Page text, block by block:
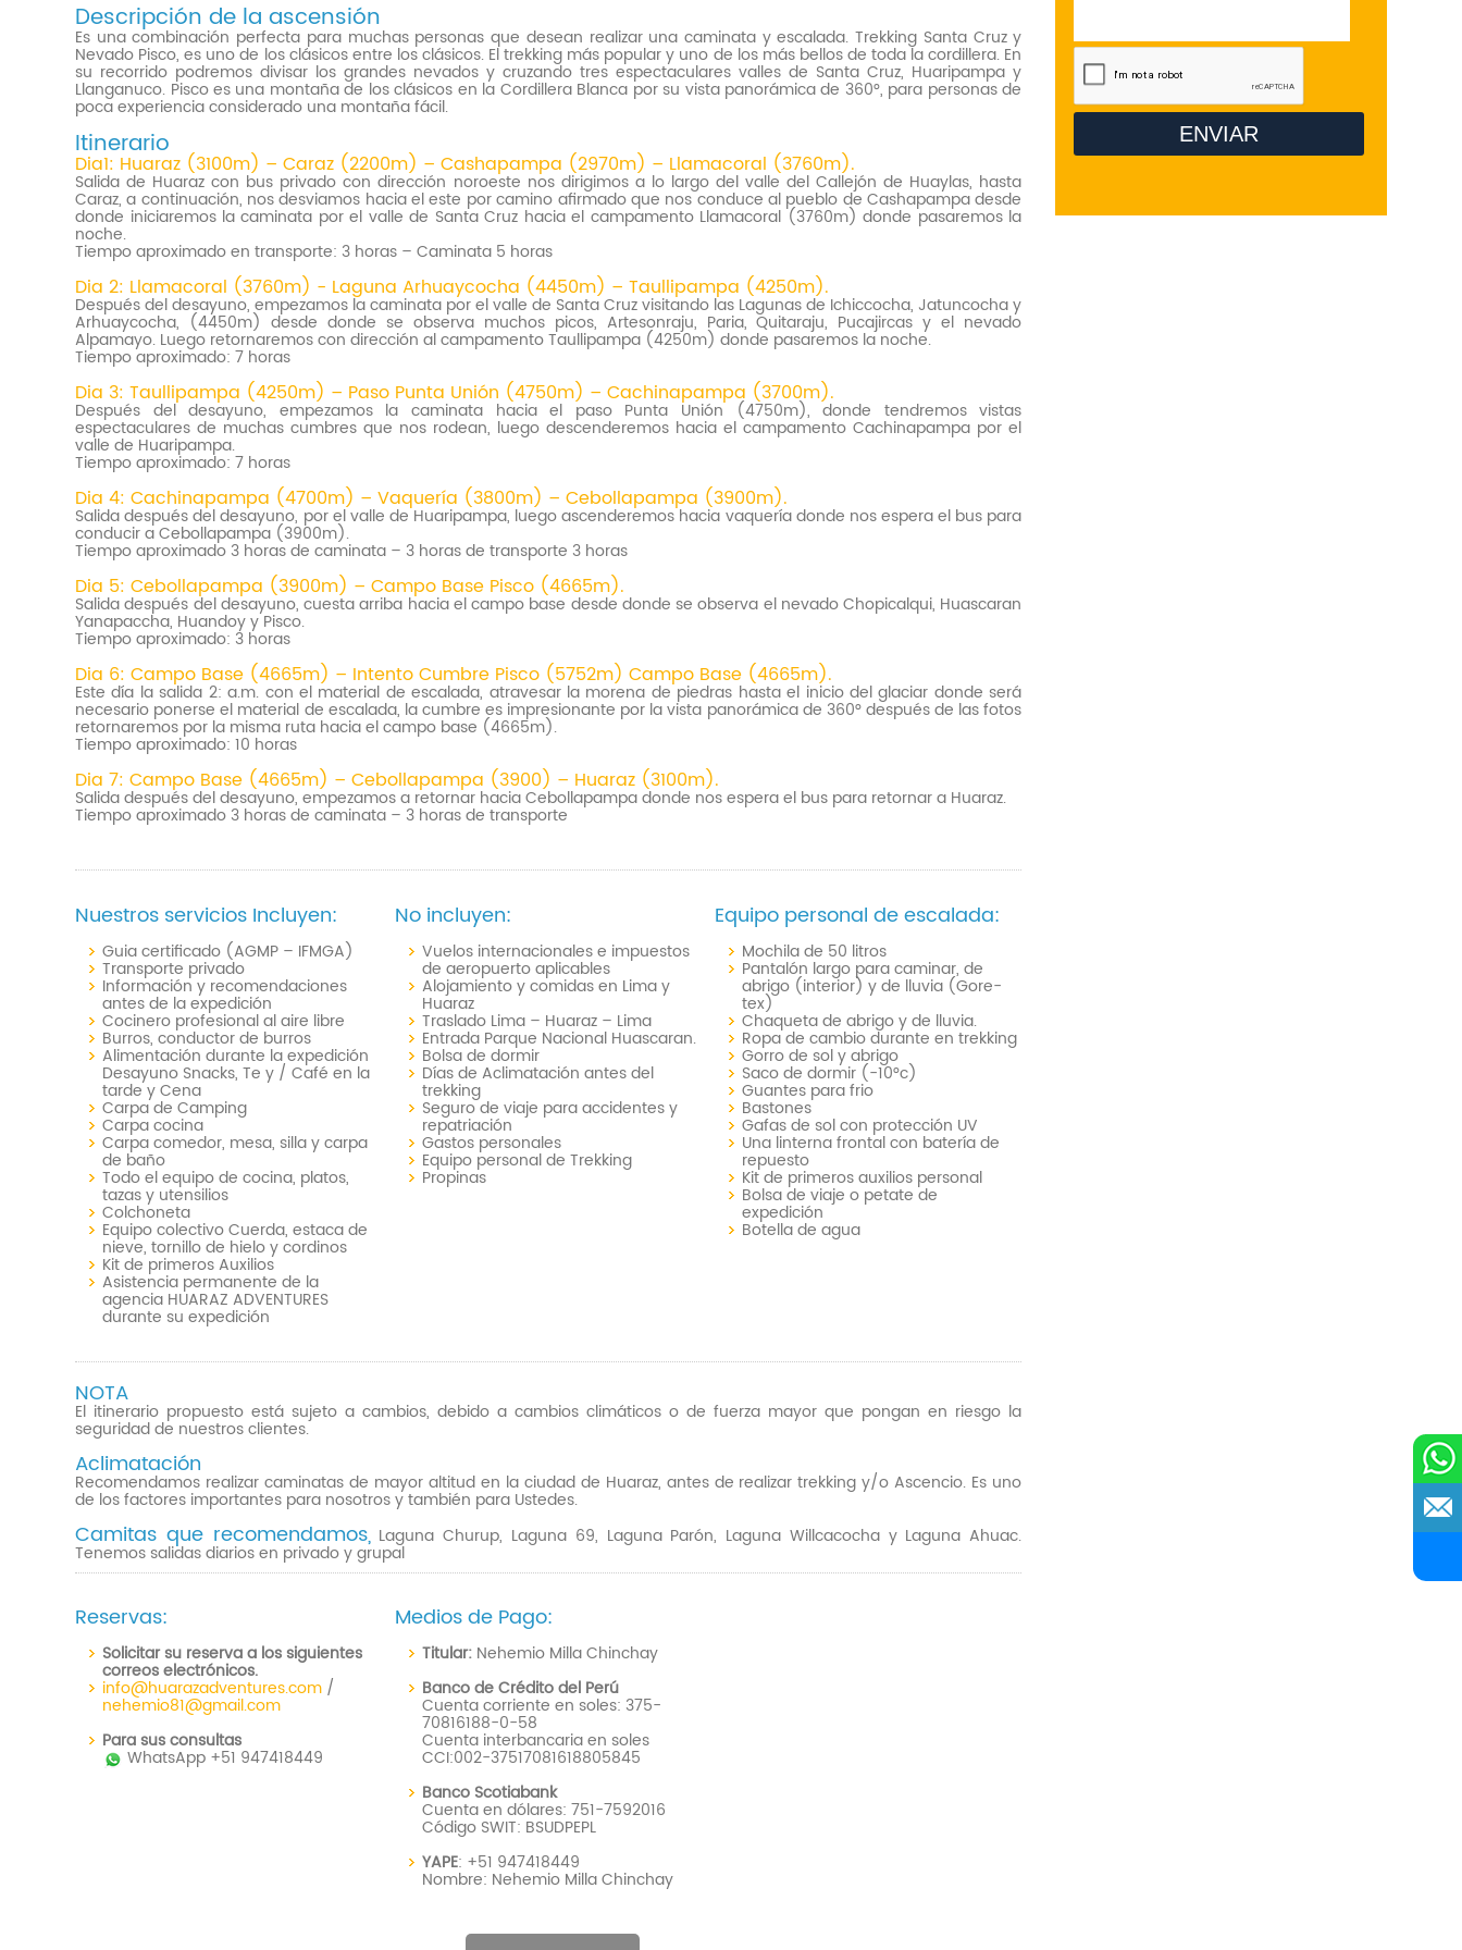
Descripción de la ascensión
Es una combinación perfecta para muchas personas que desean realizar una caminata y escalada. Trekking Santa Cruz y
Nevado Pisco, es uno de los clásicos entre los clásicos. El trekking más popular y uno de los más bellos de toda la cordillera. En
su recorrido podremos divisar los grandes nevados y cruzando tres espectaculares valles de Santa Cruz, Huaripampa y
Llanganuco. Pisco es una montaña de los clásicos en la Cordillera Blanca por su vista panorámica de 360°, para personas de
poca experiencia considerado una montaña fácil.
Itinerario
Dia1: Huaraz (3100m) – Caraz (2200m) – Cashapampa (2970m) – Llamacoral (3760m).
Salida de Huaraz con bus privado con dirección noroeste nos dirigimos a lo largo del valle del Callejón de Huaylas, hasta
Caraz, a continuación, nos desviamos hacia el este por camino afirmado que nos conduce al pueblo de Cashapampa desde
donde iniciaremos la caminata por el valle de Santa Cruz hacia el campamento Llamacoral (3760m) donde pasaremos la
noche.
Tiempo aproximado en transporte: 3 horas – Caminata 5 horas
Dia 2: Llamacoral (3760m) - Laguna Arhuaycocha (4450m) – Taullipampa (4250m).
Después del desayuno, empezamos la caminata por el valle de Santa Cruz visitando las Lagunas de Ichiccocha, Jatuncocha y
Arhuaycocha, (4450m) desde donde se observa muchos picos, Artesonraju, Paria, Quitaraju, Pucajircas y el nevado
Alpamayo. Luego retornaremos con dirección al campamento Taullipampa (4250m) donde pasaremos la noche.
Tiempo aproximado: 7 horas
Dia 3: Taullipampa (4250m) – Paso Punta Unión (4750m) – Cachinapampa (3700m).
Después del desayuno, empezamos la caminata hacia el paso Punta Unión (4750m), donde tendremos vistas
espectaculares de muchas cumbres que nos rodean, luego descenderemos hacia el campamento Cachinapampa por el
valle de Huaripampa.
Tiempo aproximado: 7 horas
Dia 4: Cachinapampa (4700m) – Vaquería (3800m) – Cebollapampa (3900m).
Salida después del desayuno, por el valle de Huaripampa, luego ascenderemos hacia vaquería donde nos espera el bus para
conducir a Cebollapampa (3900m).
Tiempo aproximado 3 horas de caminata – 3 horas de transporte 3 horas
Dia 5: Cebollapampa (3900m) – Campo Base Pisco (4665m).
Salida después del desayuno, cuesta arriba hacia el campo base desde donde se observa el nevado Chopicalqui, Huascaran
Yanapaccha, Huandoy y Pisco.
Tiempo aproximado: 3 horas
Dia 6: Campo Base (4665m) – Intento Cumbre Pisco (5752m) Campo Base (4665m).
Este día la salida 2: a.m. con el material de escalada, atravesar la morena de piedras hasta el inicio del glaciar donde será
necesario ponerse el material de escalada, la cumbre es impresionante por la vista panorámica de 360° después de las fotos
retornaremos por la misma ruta hacia el campo base (4665m).
Tiempo aproximado: 10 horas
Dia 7: Campo Base (4665m) – Cebollapampa (3900) – Huaraz (3100m).
Salida después del desayuno, empezamos a retornar hacia Cebollapampa donde nos espera el bus para retornar a Huaraz.
Tiempo aproximado 3 horas de caminata – 3 horas de transporte
Nuestros servicios Incluyen:
Guia certificado (AGMP – IFMGA)
Transporte privado
Información y recomendaciones
antes de la expedición
Cocinero profesional al aire libre
Burros, conductor de burros
Alimentación durante la expedición
Desayuno Snacks, Te y / Café en la
tarde y Cena
Carpa de Camping
Carpa cocina
Carpa comedor, mesa, silla y carpa
de baño
Todo el equipo de cocina, platos,
tazas y utensilios
Colchoneta
Equipo colectivo Cuerda, estaca de
nieve, tornillo de hielo y cordinos
Kit de primeros Auxilios
Asistencia permanente de la
agencia HUARAZ ADVENTURES
durante su expedición
No incluyen:
Vuelos internacionales e impuestos
de aeropuerto aplicables
Alojamiento y comidas en Lima y
Huaraz
Traslado Lima – Huaraz – Lima
Entrada Parque Nacional Huascaran.
Bolsa de dormir
Días de Aclimatación antes del
trekking
Seguro de viaje para accidentes y
repatriación
Gastos personales
Equipo personal de Trekking
Propinas
Equipo personal de escalada:
Mochila de 50 litros
Pantalón largo para caminar, de
abrigo (interior) y de lluvia (Gore-
tex)
Chaqueta de abrigo y de lluvia.
Ropa de cambio durante en trekking
Gorro de sol y abrigo
Saco de dormir (-10°c)
Guantes para frio
Bastones
Gafas de sol con protección UV
Una linterna frontal con batería de
repuesto
Kit de primeros auxilios personal
Bolsa de viaje o petate de
expedición
Botella de agua
NOTA
El itinerario propuesto está sujeto a cambios, debido a cambios climáticos o de fuerza mayor que pongan en riesgo la
seguridad de nuestros clientes.
Aclimatación
Recomendamos realizar caminatas de mayor altitud en la ciudad de Huaraz, antes de realizar trekking y/o Ascencio. Es uno
de los factores importantes para nosotros y también para Ustedes.
Camitas que recomendamos,Laguna Churup, Laguna 69, Laguna Parón, Laguna Willcacocha y Laguna Ahuac.
Tenemos salidas diarios en privado y grupal
Reservas:
Solicitar su reserva a los siguientes
correos electrónicos.
info@huarazadventures.com /
nehemio81@gmail.com
Para sus consultas
WhatsApp +51 947418449
Medios de Pago:
Titular:Nehemio Milla Chinchay
Banco de Crédito del Perú
Cuenta corriente en soles: 375-
70816188-0-58
Cuenta interbancaria en soles
CCI:002-37517081618805845
Banco Scotiabank
Cuenta en dólares: 751-7592016
Código SWIT: BSUDPEPL
YAPE: +51 947418449
Nombre: Nehemio Milla Chinchay